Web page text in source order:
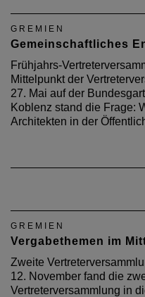
GREMIEN
Gemeinschaftliches
Frühjahrs-
Mittelpunkt der
27. Mai auf der
Koblenz stand die Frage:
Architekten in der
GREMIEN
Vergabethemen im
Zweite
12. November fand die
Vertreterversammlung in